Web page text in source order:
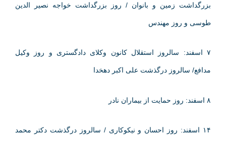
بزرگداشت زمین و بانوان / روز بزرگداشت خواجه نصیر الدین
طوسی و روز مهندس
۷ اسفند: سالروز استقلال کانون وکلای دادگستری و روز وکیل
مدافع/ سالروز درگذشت علی اکبر دهخدا
۸ اسفند: روز حمایت از بیماران نادر
۱۴ اسفند: روز احسان و نیکوکاری / سالروز درگذشت دکتر محمد